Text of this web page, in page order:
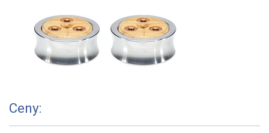
Ceny: